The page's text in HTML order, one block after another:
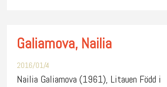
Galiamova, Nailia
2016/01/4
Nailia Galiamova (1961), Litauen Född i